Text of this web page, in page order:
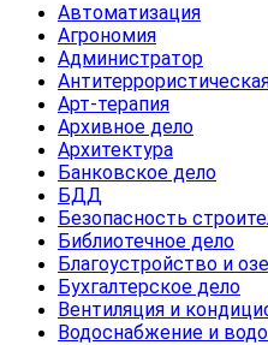
Автоматизация
Агрономия
Администратор
Арт-терапия
Архивное дело
Архитектура
Банковское дело
БДД
Безопасность
Библиотечное дело
Благоустройство и
Бухгалтерское дело
Вентиляция и
Водоснабжение и